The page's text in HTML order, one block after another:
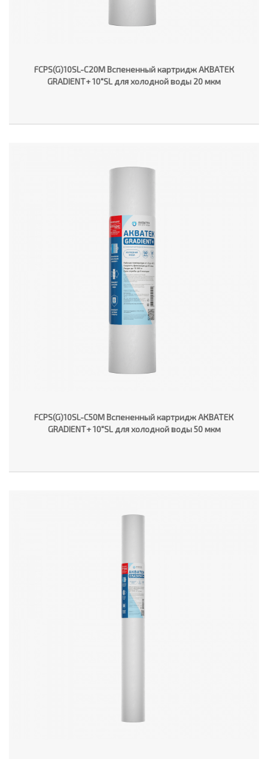
FCPS(G)10SL-C20M Вспененный картридж АКВАТЕК
GRADIENT+ 10"SL для холодной воды 20 мкм
FCPS(G)10SL-C50M Вспененный картридж АКВАТЕК
GRADIENT+ 10"SL для холодной воды 50 мкм